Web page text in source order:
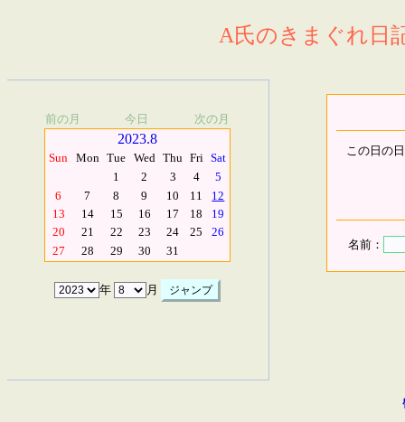
A氏のきまぐれ日
前の月 今日 次の月
2023.8
Sun Mon Tue Wed Thu Fri Sat
1
2 3 4
5
6
7 8 9 10 11
12
13
14 15 16 17 18
19
20
21 22 23 24 25
26
27
28 29 30 31
年 月
この日の
名前：